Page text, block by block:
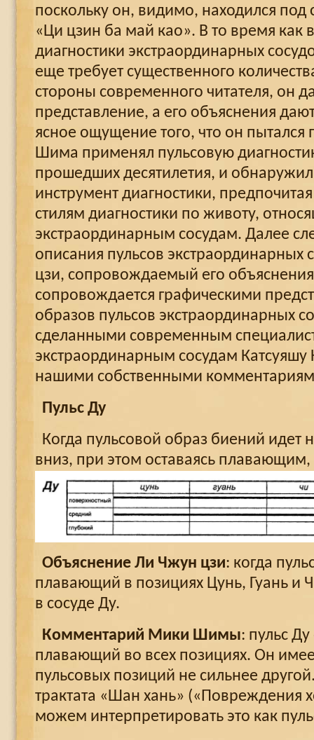
поскольку он, видимо, находился
«Ци цзин ба май као». В то время как
диагностики экстраординарных
еще требует существенного
стороны современного читателя, он
представление, а его объяснения
ясное ощущение того, что он пытался
Шима применял пульсовую
прошедших десятилетия, и
инструмент диагностики,
стилям диагностики по животу,
экстраординарным сосудам. Далее
описания пульсов экстраординарных
цзи, сопровождаемый его
сопровождается графическими
образов пульсов экстраординарных
сделанными современным
экстраординарным сосудам
нашими собственными
Пульс Ду
Когда пульсовой образ биений идет
вниз, при этом оставаясь плавающим,
Объяснение Ли Чжун цзи: когда
плавающий в позициях Цунь, Гуань и
в сосуде Ду.
Комментарий Мики Шимы: пульс
плавающий во всех позициях. Он
пульсовых позиций не сильнее
трактата «Шан хань» («Повреждения
можем интерпретировать это как